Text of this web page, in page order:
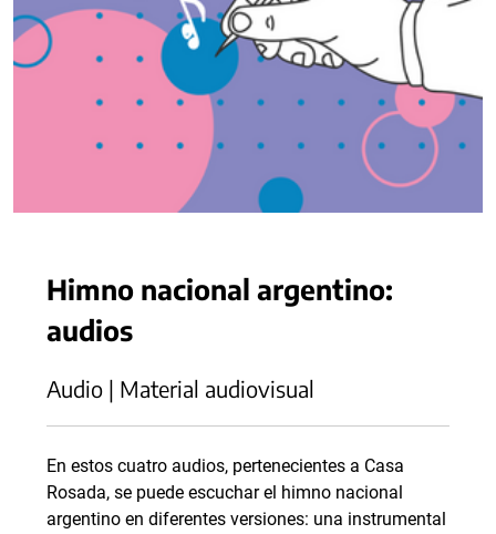
Himno nacional argentino:
audios
Audio | Material audiovisual
En estos cuatro audios, pertenecientes a Casa
Rosada, se puede escuchar el himno nacional
argentino en diferentes versiones: una instrumental